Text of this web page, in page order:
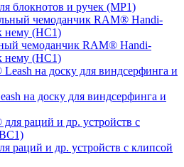
блокнотов и ручек (MP1)
чемоданчик RAM® Handi-
нему (HC1)
на доску для виндсерфинга и
раций и др. устройств с клипсой